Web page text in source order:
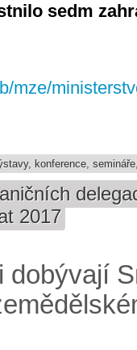
sedm
mze/
konference,
2017
dobývají